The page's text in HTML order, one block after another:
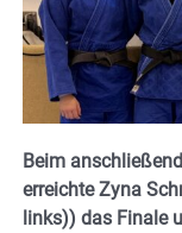
Beim
erreichte Zyna
links)) das Finale